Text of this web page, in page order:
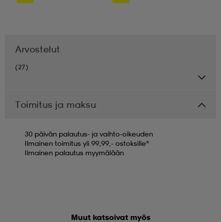
Arvostelut
(27)
Toimitus ja maksu
30 päivän palautus- ja vaihto-oikeuden
Ilmainen toimitus yli 99,99,- ostoksille*
Ilmainen palautus myymälään
Muut katsoivat myös